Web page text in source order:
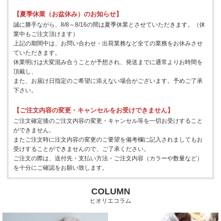
【夏季休業（お盆休み）のお知らせ】
誠に勝手ながら、8/8～8/16の間は夏季休業とさせていただきます。（休
業中もご注文頂けます）
上記の期間中は、お問い合わせ・出荷業務など全ての業務をお休みさせ
ていただきます。
休業明けは大変混み合うことが予想され、発送までに通常よりお時間を
頂戴し、
また、お届け日指定のご希望に添えない場合がございます。予めご了承
下さい。
【ご注文内容の変更・キャンセルをお受けできません】
ご注文確定後のご注文内容の変更・キャンセル等を一切お受けすること
ができません。
またご注文時に注文内容の変更のご要望を備考欄に記入されましてもお
受けすることができませんので、ご了承ください。
ご注文の際は、送付先・支払い方法・ご注文内容（カラーや数量など）
を十分にご確認をお願い致します。
COLUMN
ヒオリエコラム